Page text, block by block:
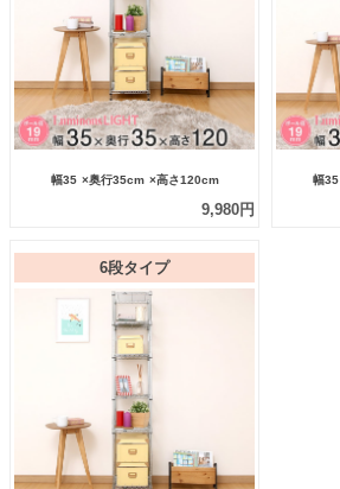
幅35 ×奥行35cm ×高さ120cm
9,980円
幅35
6段タイプ